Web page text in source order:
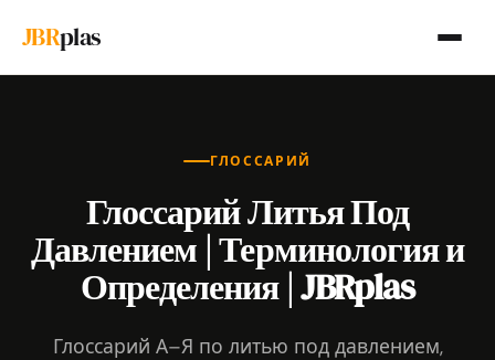
JBRplas
ГЛОССАРИЙ
Глоссарий Литья Под
Давлением | Терминология и
Определения | JBRplas
Глоссарий А–Я по литью под давлением,